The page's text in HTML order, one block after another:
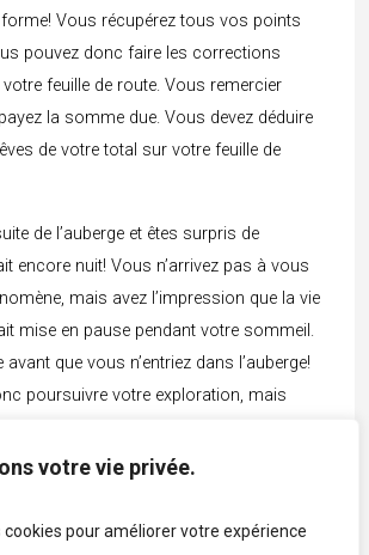
votre vie privée.
cookies pour améliorer votre expérience
forme! Vous récupérez tous vos points
pouvez donc faire les corrections
feuille de route. Vous remercier
la somme due. Vous devez déduire
de votre total sur votre feuille de
de l’auberge et êtes surpris de
encore nuit! Vous n’arrivez pas à vous
mais avez l’impression que la vie
mise en pause pendant votre sommeil.
que vous n’entriez dans l’auberge!
poursuivre votre exploration, mais
ici pour continuer